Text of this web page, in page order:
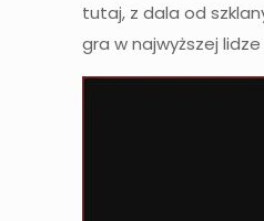
tutaj, z dala od
gra w najwyższej